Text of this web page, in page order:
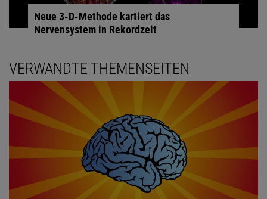
Neue 3-D-Methode kartiert das
Nervensystem in Rekordzeit
VERWANDTE THEMENSEITEN